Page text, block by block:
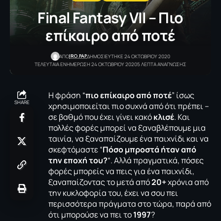
Final Fantasy VII – Πιο
επίκαιρο από ποτέ
ΑΠΟIRO.PAPΔΗΜΟΣΙΕΥΤΗΚΕ 24 ΟΚΤΩΒΡΙΟΥ 2020
ΤΕΛΕΥΤΑΙΑ ΕΝΗΜΕΡΩΣΗ 24 ΟΚΤΩΒΡΙΟΥ 20205 ΛΕΠΤΑ ΑΝΑΓΝΩΣΗΣ
SHARE
Η φράση “πιο επίκαιρο από ποτέ” ίσως
χρησιμοποιείται πιο συχνά από ότι πρέπει –
σε βαθμό που έχει γίνει κακόκλισέ. Και
πολλές φορές μπορεί να ξαναβλέπουμε μια
ταινία, να ξαναπαίζουμε ένα παιχνίδι και να
σκεφτόμαστε “Πόσο μπροστά ήταν από
την εποχή του?“. Αλλά πραγματικά, πόσες
φορές μπορείς να πεις για ένα παιχνίδι,
ξαναπαίζοντας το μετά από20+χρόνια από
την κυκλοφορία του, έχει να σου πει
περισσότερα πράγματα στο τώρα, παρά από
ότι μπορούσε να πει το1997?